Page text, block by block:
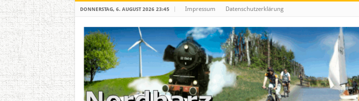
DONNERSTAG, 6. AUGUST 2026 23:45 Impressum Datenschutzerklärung